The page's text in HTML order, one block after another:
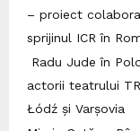
– proiect
sprijinul ICR în
Radu Jude în
actorii teatrului
Łódź și Varșovia